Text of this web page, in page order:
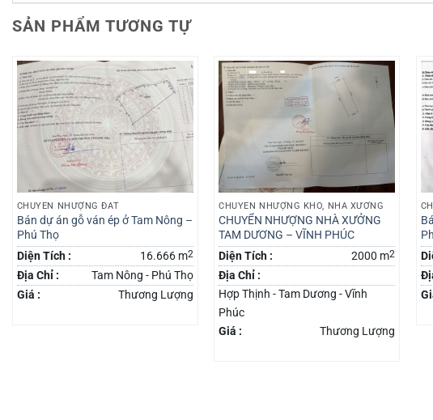
SẢN PHẨM TƯƠNG TỰ
CHUYỂN NHƯỢNG ĐẤT
Bán dự án gỗ ván ép ở Tam Nông –
Phú Thọ
Diện Tích :
16.666 m2
Địa Chỉ :
Tam Nông - Phú Thọ
Giá :
Thương Lượng
CHUYỂN NHƯỢNG KHO, NHÀ XƯỞNG
CHUYỂN NHƯỢNG NHÀ XƯỞNG
TAM DƯƠNG – VĨNH PHÚC
Diện Tích :
2000 m2
Địa Chỉ :
Hợp Thịnh - Tam Dương - Vĩnh
Phúc
Giá :
Thương Lượng